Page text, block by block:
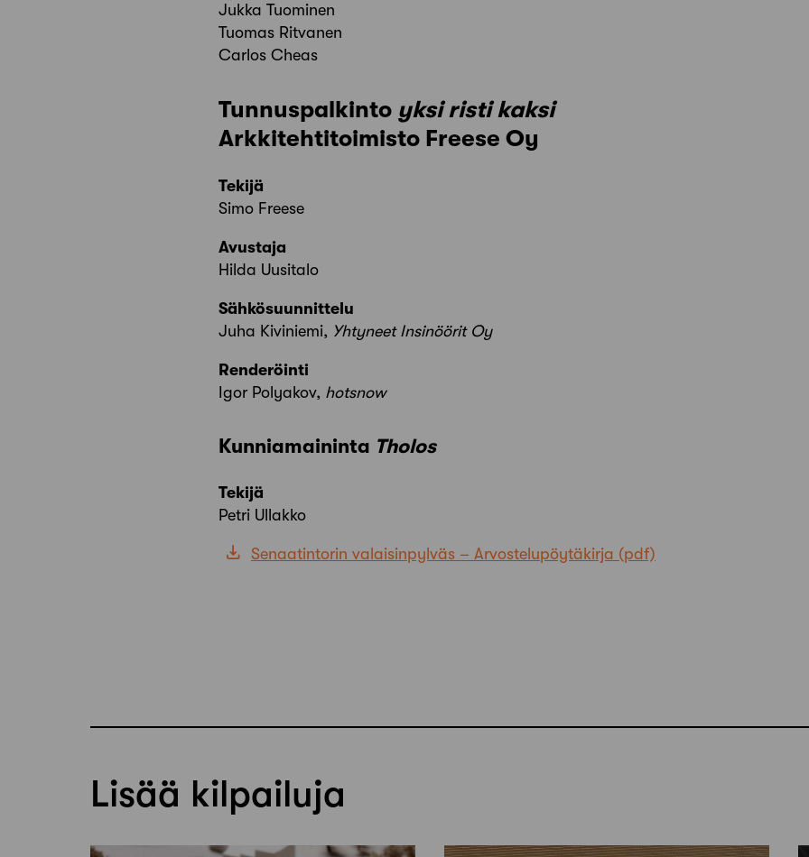
Jukka Tuominen
Tuomas Ritvanen
Carlos Cheas
Tunnuspalkinto yksi risti kaksi
Arkkitehtitoimisto Freese Oy
Tekijä
Simo Freese
Avustaja
Hilda Uusitalo
Sähkösuunnittelu
Juha Kiviniemi, Yhtyneet Insinöörit Oy
Renderöinti
Igor Polyakov, hotsnow
Kunniamaininta Tholos
Tekijä
Petri Ullakko
Senaatintorin valaisinpylväs – Arvostelupöytäkirja
Lisää kilpailuja